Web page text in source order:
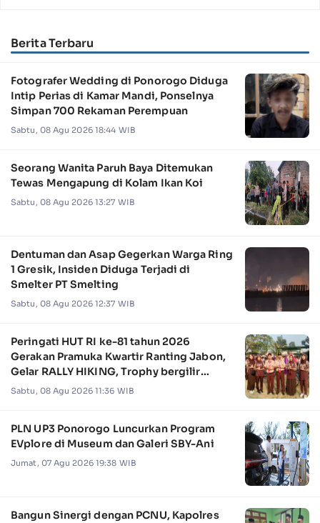
Berita Terbaru
Fotografer Wedding di Ponorogo Diduga
Intip Perias di Kamar Mandi, Ponselnya
Simpan 700 Rekaman Perempuan
Sabtu, 08 Agu 2026 18:44 WIB
Seorang Wanita Paruh Baya Ditemukan
Tewas Mengapung di Kolam Ikan Koi
Sabtu, 08 Agu 2026 13:27 WIB
Dentuman dan Asap Gegerkan Warga Ring
1 Gresik, Insiden Diduga Terjadi di
Smelter PT Smelting
Sabtu, 08 Agu 2026 12:37 WIB
Peringati HUT RI ke-81 tahun 2026
Gerakan Pramuka Kwartir Ranting Jabon,
Gelar RALLY HIKING, Trophy bergilir
Camat Jabon
Sabtu, 08 Agu 2026 11:36 WIB
PLN UP3 Ponorogo Luncurkan Program
EVplore di Museum dan Galeri SBY-Ani
Jumat, 07 Agu 2026 19:38 WIB
Bangun Sinergi dengan PCNU, Kapolres